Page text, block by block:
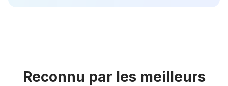
Reconnu par les meilleurs